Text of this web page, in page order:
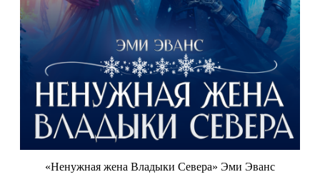
«Ненужная жена Владыки Севера» Эми Эванс